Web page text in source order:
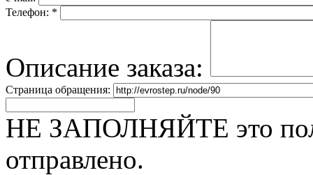
Телефон: *
Описание заказа:
Страница обращения:
НЕ ЗАПОЛНЯЙТЕ это
отправлено.